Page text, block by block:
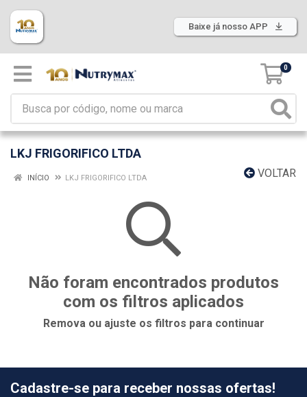
Baixe já nosso APP
0
LKJ FRIGORIFICO LTDA
VOLTAR
INÍCIO LKJ FRIGORIFICO LTDA
Não foram encontrados produtos
com os filtros aplicados
Remova ou ajuste os filtros para continuar
Cadastre-se para receber nossas ofertas!